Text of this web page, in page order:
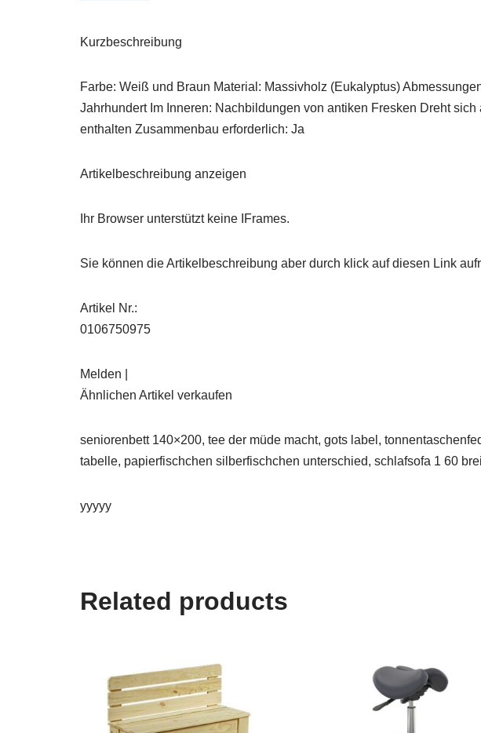
Kurzbeschreibung
Farbe: Weiß und Braun Material: Massivholz (Eukalyptus)
Jahrhundert Im Inneren: Nachbildungen von antiken Fresken Dreht
enthalten Zusammenbau erforderlich: Ja
Artikelbeschreibung anzeigen
Ihr Browser unterstützt keine IFrames.
Sie können die Artikelbeschreibung aber durch klick auf diesen Link
Artikel Nr.:
0106750975
Melden |
Ähnlichen Artikel verkaufen
seniorenbett 140×200, tee der müde macht, gots label,
tabelle, papierfischchen silberfischchen unterschied, schlafsofa 1 60
yyyyy
Related products